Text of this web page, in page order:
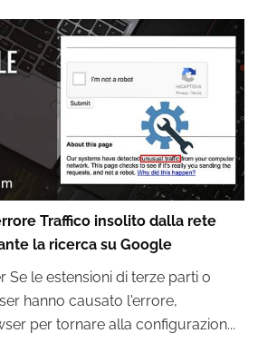
Traffico insolito dalla rete
la ricerca su Google
Se le estensioni di terze parti o
hanno causato l'errore,
per tornare alla configurazion...